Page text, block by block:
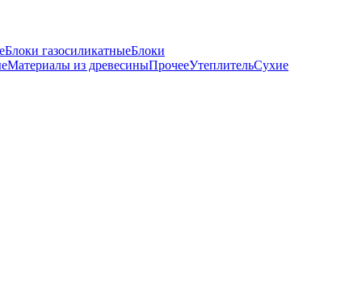
Блоки газосиликатныеБлоки
Материалы из древесиныПрочееУтеплительСухие